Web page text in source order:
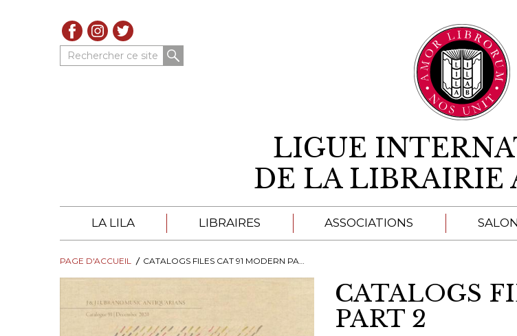
Rechercher ce site
LIGUE
DE LA LIBRAIRIE
LA LILA
À PROPOS DE LA LILA
CONGRÈS & RÉUNIONS DE LA LILA
LIBRAIRES
LIBRAIRES DE LA LILA
RECHERCHE DE LIVRES
ASSOCIATIONS
PAGE D'ACCUEIL CATALOGS FILES CAT 91 MODERN PART 2
CATALOGS
PART 2